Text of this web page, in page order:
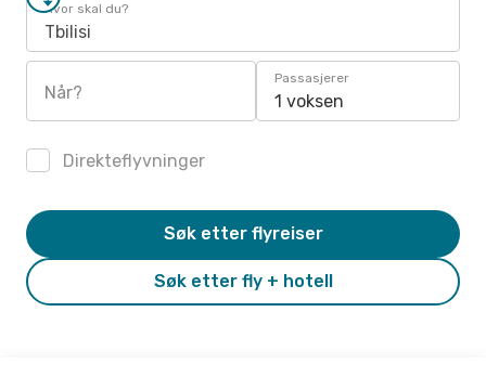
Hvor skal du?
Tbilisi
Når?
Passasjerer
1 voksen
Direkteflyvninger
Søk etter fly + hotell
Søk etter flyreiser